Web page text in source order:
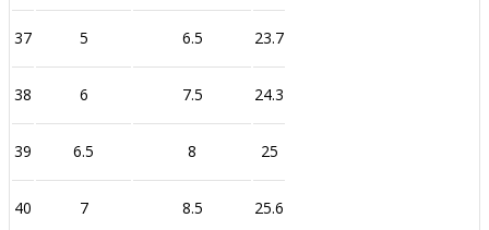
37 5 6.5 23.7
38 6 7.5 24.3
39 6.5 8 25
40 7 8.5 25.6